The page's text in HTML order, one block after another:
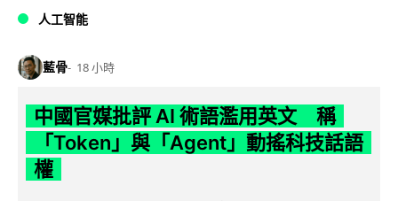
人工智能
藍骨 18 小時
中國官媒批評 AI 術語濫用英文 稱
「Token」與「Agent」動搖科技話語
權